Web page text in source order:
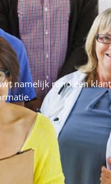
namelijk rond een